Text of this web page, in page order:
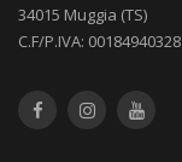
34015 Muggia (TS)
C.F/P.IVA: 00184940328